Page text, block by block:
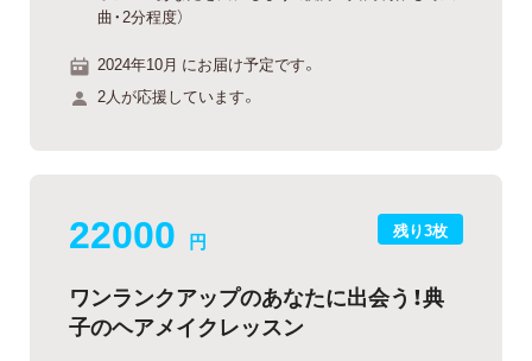
曲・2分程度）
2024年10月 にお届け予定です。
2人が応援しています。
残り3枚
22000 円
ワンランクアップのあなたに出会う！典
子のヘアメイクレッスン